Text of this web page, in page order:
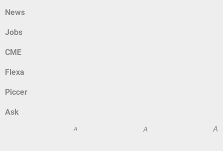
News
Jobs
CME
Flexa
Piccer
Ask
A A A